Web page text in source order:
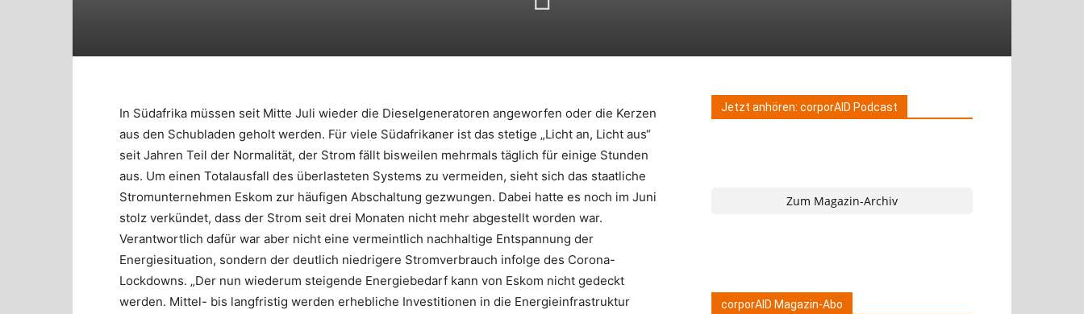
In Südafrika müssen seit Mitte Juli wieder die Dieselgeneratoren angeworfen oder die Kerzen
aus den Schubladen geholt werden. Für viele Südafrikaner ist das stetige „Licht an, Licht aus“
seit Jahren Teil der Normalität, der Strom fällt bisweilen mehrmals täglich für einige Stunden
aus. Um einen Totalausfall des überlasteten Systems zu vermeiden, sieht sich das staatliche
Stromunternehmen Eskom zur häufigen Abschaltung gezwungen. Dabei hatte es noch im Juni
stolz verkündet, dass der Strom seit drei Monaten nicht mehr abgestellt worden war.
Verantwortlich dafür war aber nicht eine vermeintlich nachhaltige Entspannung der
Energiesituation, sondern der deutlich niedrigere Stromverbrauch infolge des Corona-
Lockdowns. „Der nun wiederum steigende Energiebedarf kann von Eskom nicht gedeckt
werden. Mittel- bis langfristig werden erhebliche Investitionen in die Energieinfrastruktur
Jetzt anhören: corporAID Podcast
Zum Magazin-Archiv
corporAID Magazin-Abo